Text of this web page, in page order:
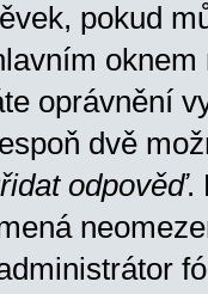
pokud
oknem
oprávnění
dvě
odpověď.